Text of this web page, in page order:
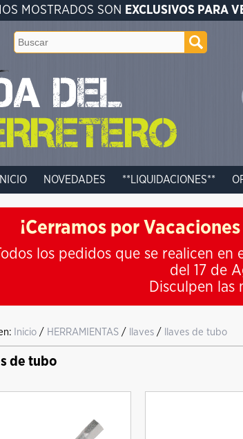
MOSTRADOS SON EXCLUSIVOS PARA
INICIO NOVEDADES **LIQUIDACIONES**
¡Cerramos por
los pedidos que se realicen en
del 17 de
Disculpen las
Inicio / HERRAMIENTAS / llaves / llaves de tubo
de tubo